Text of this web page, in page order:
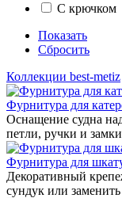
С крючком
Показать
Сбросить
Коллекции best-metiz
Фурнитура для
Оснащение судна
петли, ручки и
Фурнитура для
Декоративный
сундук или заменить